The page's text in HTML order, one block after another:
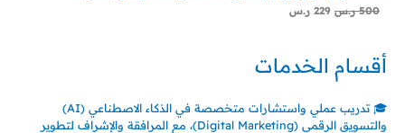
500 ر.س 229 ر.س
أقسام الخدمات
🎓 تدريب عملي واستشارات متخصصة في الذكاء الاصطناعي (AI)
والتسويق الرقمي (Digital Marketing)، مع المرافقة والإشراف لتطوير